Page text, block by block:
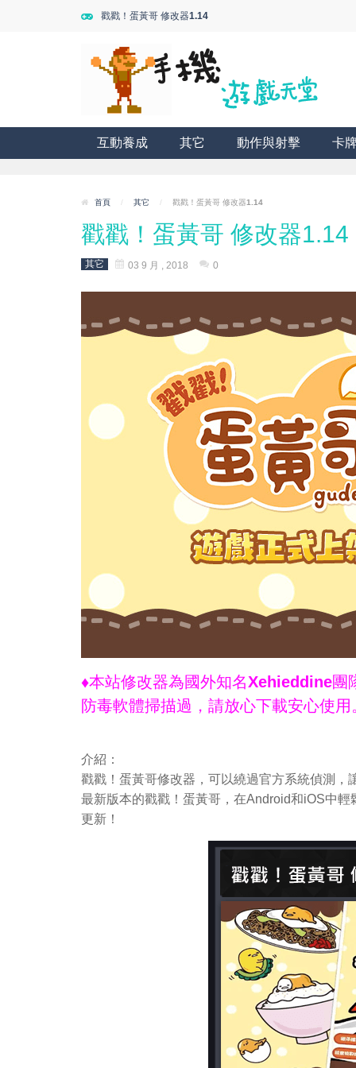
戳戳！蛋黃哥 修改器1.14
互動養成 其它 動作與射擊 卡
首頁 / 其它 / 戳戳！蛋黃哥 修改器1.14
戳戳！蛋黃哥 修改器1.14
其它 03 9 月 , 2018 0
♦本站修改器為國外知名Xehieddine團
防毒軟體掃描過，請放心下載安心使用
介紹：
戳戳！蛋黃哥修改器，可以繞過官方系統偵測，
最新版本的戳戳！蛋黃哥，在Android和iOS中
更新！